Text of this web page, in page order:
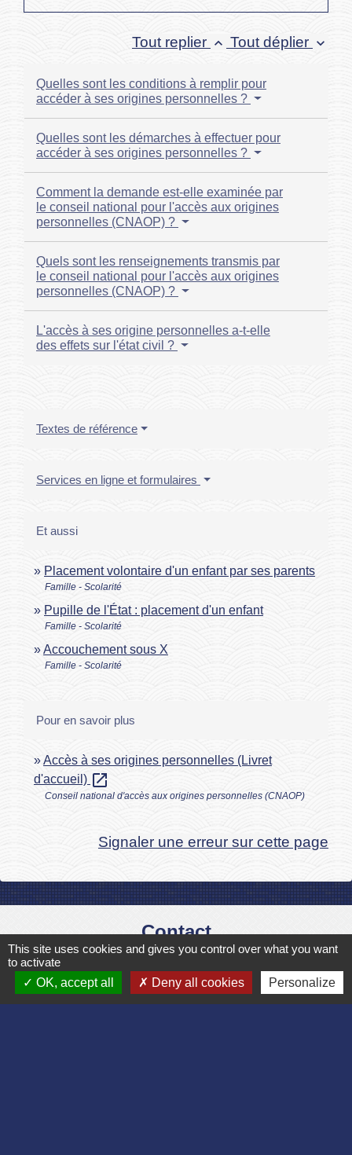
Tout replier keyboard_arrow_up Tout déplier keyboard_arrow_down
Quelles sont les conditions à remplir pour
accéder à ses origines personnelles ?
Quelles sont les démarches à effectuer pour
accéder à ses origines personnelles ?
Comment la demande est-elle examinée par
le conseil national pour l'accès aux origines
personnelles (CNAOP) ?
Quels sont les renseignements transmis par
le conseil national pour l'accès aux origines
personnelles (CNAOP) ?
L'accès à ses origine personnelles a-t-elle
des effets sur l'état civil ?
Textes de référence
Services en ligne et formulaires
Et aussi
Placement volontaire d'un enfant par ses parents
Famille - Scolarité
Pupille de l'État : placement d'un enfant
Famille - Scolarité
Accouchement sous X
Famille - Scolarité
Pour en savoir plus
Accès à ses origines personnelles (Livret
d'accueil) open_in_new
Conseil national d'accès aux origines personnelles (CNAOP)
Signaler une erreur sur cette page
Contact
Commune de Bruyères et Montbérault
Place du Général de Gaulle
02860 Bruyères-et-Montbérault - FRANCE
This site uses cookies and gives you control over what you want
to activate
OK, accept all
Deny all cookies Personalize